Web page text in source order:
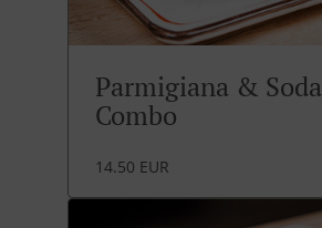
Parmigiana & Soda
Combo
14.50 EUR